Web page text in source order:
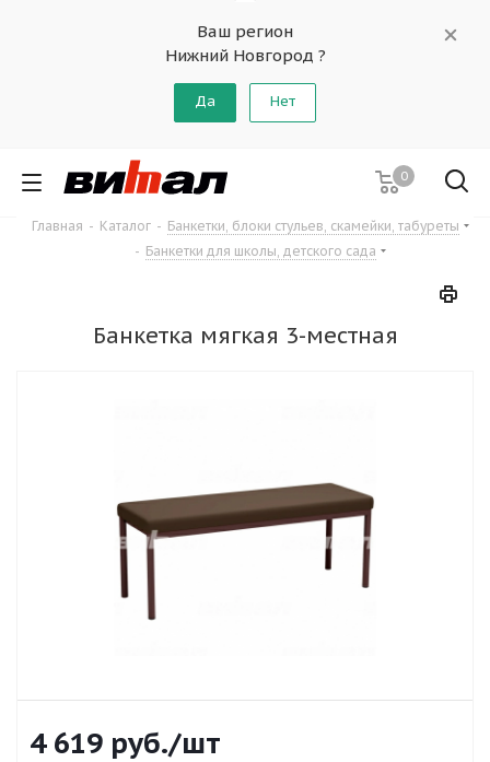
Ваш регион
Нижний Новгород ?
Да Нет
0
Главная - Каталог - Банкетки, блоки стульев, скамейки, табуреты
- Банкетки для школы, детского сада
Банкетка мягкая 3-местная
4 619 руб./шт